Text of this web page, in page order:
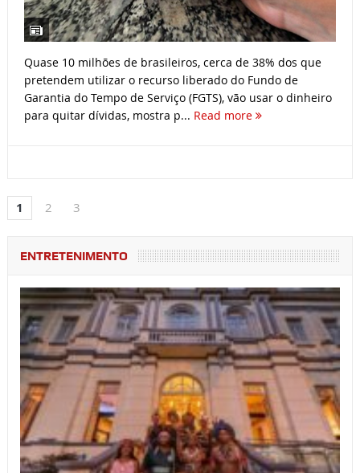
Quase 10 milhões de brasileiros, cerca de 38% dos que
pretendem utilizar o recurso liberado do Fundo de
Garantia do Tempo de Serviço (FGTS), vão usar o dinheiro
para quitar dívidas, mostra p... Read more
1 2 3
ENTRETENIMENTO